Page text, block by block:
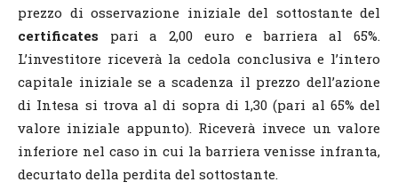
prezzo di osservazione iniziale del sottostante del
certificates pari a 2,00 euro e barriera al 65%.
L’investitore riceverà la cedola conclusiva e l’intero
capitale iniziale se a scadenza il prezzo dell’azione
di Intesa si trova al di sopra di 1,30 (pari al 65% del
valore iniziale appunto). Riceverà invece un valore
inferiore nel caso in cui la barriera venisse infranta,
decurtato della perdita del sottostante.